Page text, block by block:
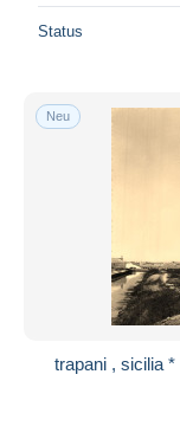
Status
Neu
trapani , sicilia